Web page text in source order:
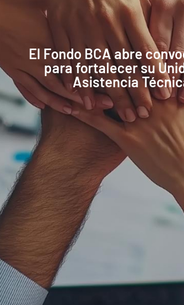
El Fondo BCA abre
para fortalecer su
Asistencia